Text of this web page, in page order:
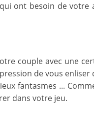
ont besoin de
couple avec une
de vous
fantasmes ...
dans votre jeu.